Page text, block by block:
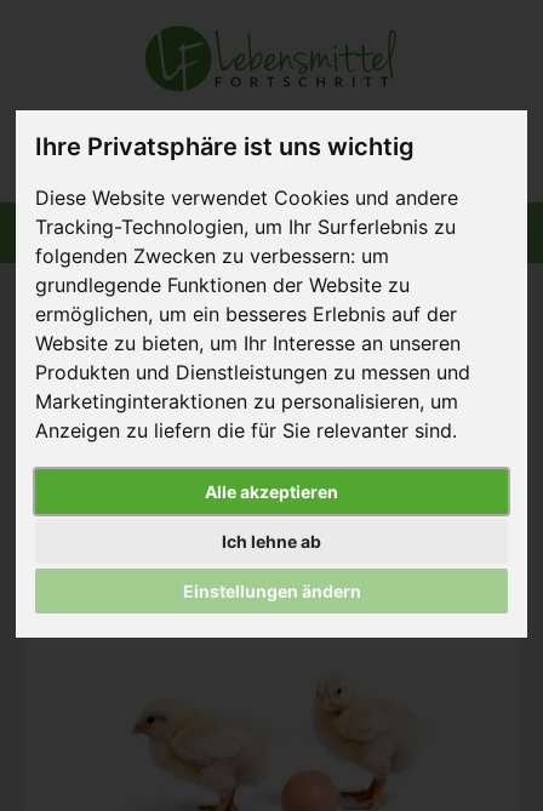
Ihre Privatsphäre ist uns wichtig
Diese Website verwendet Cookies und andere
Tracking-Technologien, um Ihr Surferlebnis zu
folgenden Zwecken zu verbessern: um
grundlegende Funktionen der Website zu
ermöglichen, um ein besseres Erlebnis auf der
Website zu bieten, um Ihr Interesse an unseren
Produkten und Dienstleistungen zu messen und
Marketinginteraktionen zu personalisieren, um
Anzeigen zu liefern die für Sie relevanter sind.
Alle akzeptieren
Ich lehne ab
Einstellungen ändern
Menü Informiert bleiben
LEH ohne versteckte
Käfigeier
25. März 2015
Pressemitteilung